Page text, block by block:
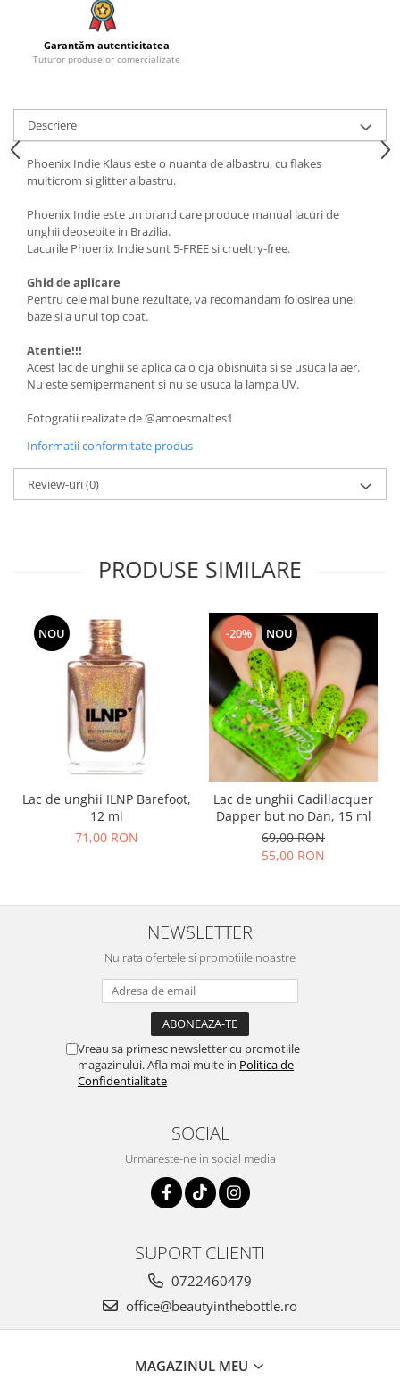
Garantăm autenticitatea
Tuturor produselor comercializate
Descriere
Phoenix Indie Klaus este o nuanta de albastru, cu flakes
multicrom si glitter albastru.
Phoenix Indie este un brand care produce manual lacuri de
unghii deosebite in Brazilia.
Lacurile Phoenix Indie sunt 5-FREE si crueltry-free.
Ghid de aplicare
Pentru cele mai bune rezultate, va recomandam folosirea unei
baze si a unui top coat.
Atentie!!!
Acest lac de unghii se aplica ca o oja obisnuita si se usuca la aer.
Nu este semipermanent si nu se usuca la lampa UV.
Fotografii realizate de @amoesmaltes1
Informatii conformitate produs
Review-uri(0)
PRODUSE SIMILARE
NOU
Lac de unghii ILNP Barefoot,
12 ml
71,00 RON
-20% NOU
Lac de unghii Cadillacquer
Dapper but no Dan, 15 ml
69,00 RON
55,00 RON
NEWSLETTER
Nu rata ofertele si promotiile noastre
Vreau sa primesc newsletter cu promotiile
magazinului. Afla mai multe in Politica de
Confidentialitate
SOCIAL
Urmareste-ne in social media
SUPORT CLIENTI
0722460479
office@beautyinthebottle.ro
MAGAZINUL MEU